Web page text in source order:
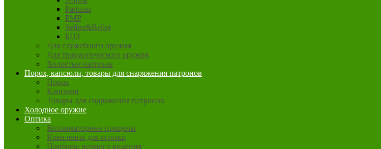
Partizan
PMP
Sellier&Bellot
БПЗ
Для служебного оружия
Для травматического оружия
Холостые патроны
Порох, капсюли, товары для снаряжения патронов
Порох
Капсюли
Товары для снаряжения патронов
Холодное оружие
Оптика
Коллиматорные прицелы
Крепления для оптики
Приборы ночного видения